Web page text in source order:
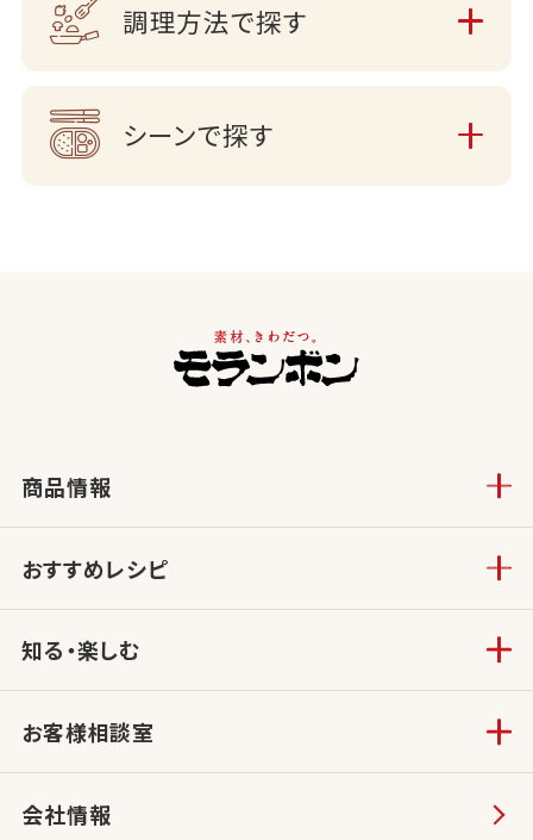
調理方法で探す
シーンで探す
商品情報
おすすめレシピ
知る・楽しむ
お客様相談室
会社情報